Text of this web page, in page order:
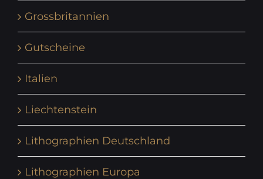
Grossbritannien
Gutscheine
Italien
Liechtenstein
Lithographien Deutschland
Lithographien Europa